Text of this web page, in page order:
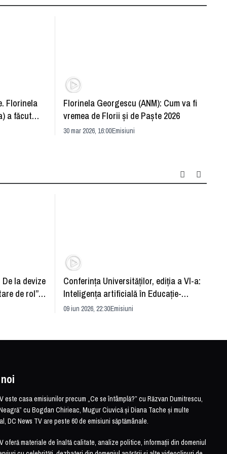
Florinela
a făcut
Florinela Georgescu (ANM): Cum va fi
vremea de Florii și de Paște 2026
30 mar 2026, 16:00Emisiuni
la devize
de rol”.
Conferința Universităților, ediția a VI-a:
Inteligența artificială în Educație-
soluție sau problemă?
09 iun 2026, 22:30Emisiuni
este casa emisiunilor precum „Ce se întâmplă?” cu Răzvan Dumitrescu,
cu Bogdan Chirieac, Mugur Ciuvică și Diana Tache și multe
DC News TV are peste 60 de emisiuni săptămânale.
oferă materiale de înaltă calitate, analize politice, informații din domeniul